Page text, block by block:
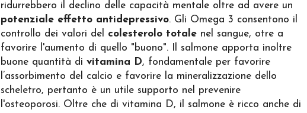
ridurrebbero il declino delle capacità mentale oltre ad avere un
potenziale effetto antidepressivo. Gli Omega 3 consentono il
controllo dei valori del colesterolo totale nel sangue, otre a
favorire l'aumento di quello "buono". Il salmone apporta inoltre
buone quantità di vitamina D, fondamentale per favorire
l’assorbimento del calcio e favorire la mineralizzazione dello
scheletro, pertanto è un utile supporto nel prevenire
l'osteoporosi. Oltre che di vitamina D, il salmone è ricco anche di